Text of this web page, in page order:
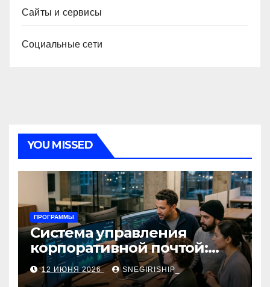
Сайты и сервисы
Социальные сети
YOU MISSED
ПРОГРАММЫ
Система управления
корпоративной почтой:
функции, безопасность и
интеграция
12 ИЮНЯ 2026 SNEGIRISHIP_